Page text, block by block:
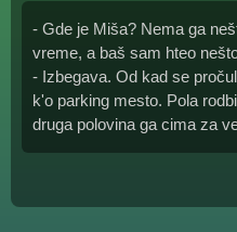
- Gde je Miša? Nema ga
vreme, a baš sam hteo
- Izbegava. Od kad se
k'o parking mesto. Pola
druga polovina ga cima za